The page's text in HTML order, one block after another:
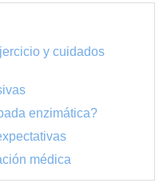
y cuidados
enzimática?
médica